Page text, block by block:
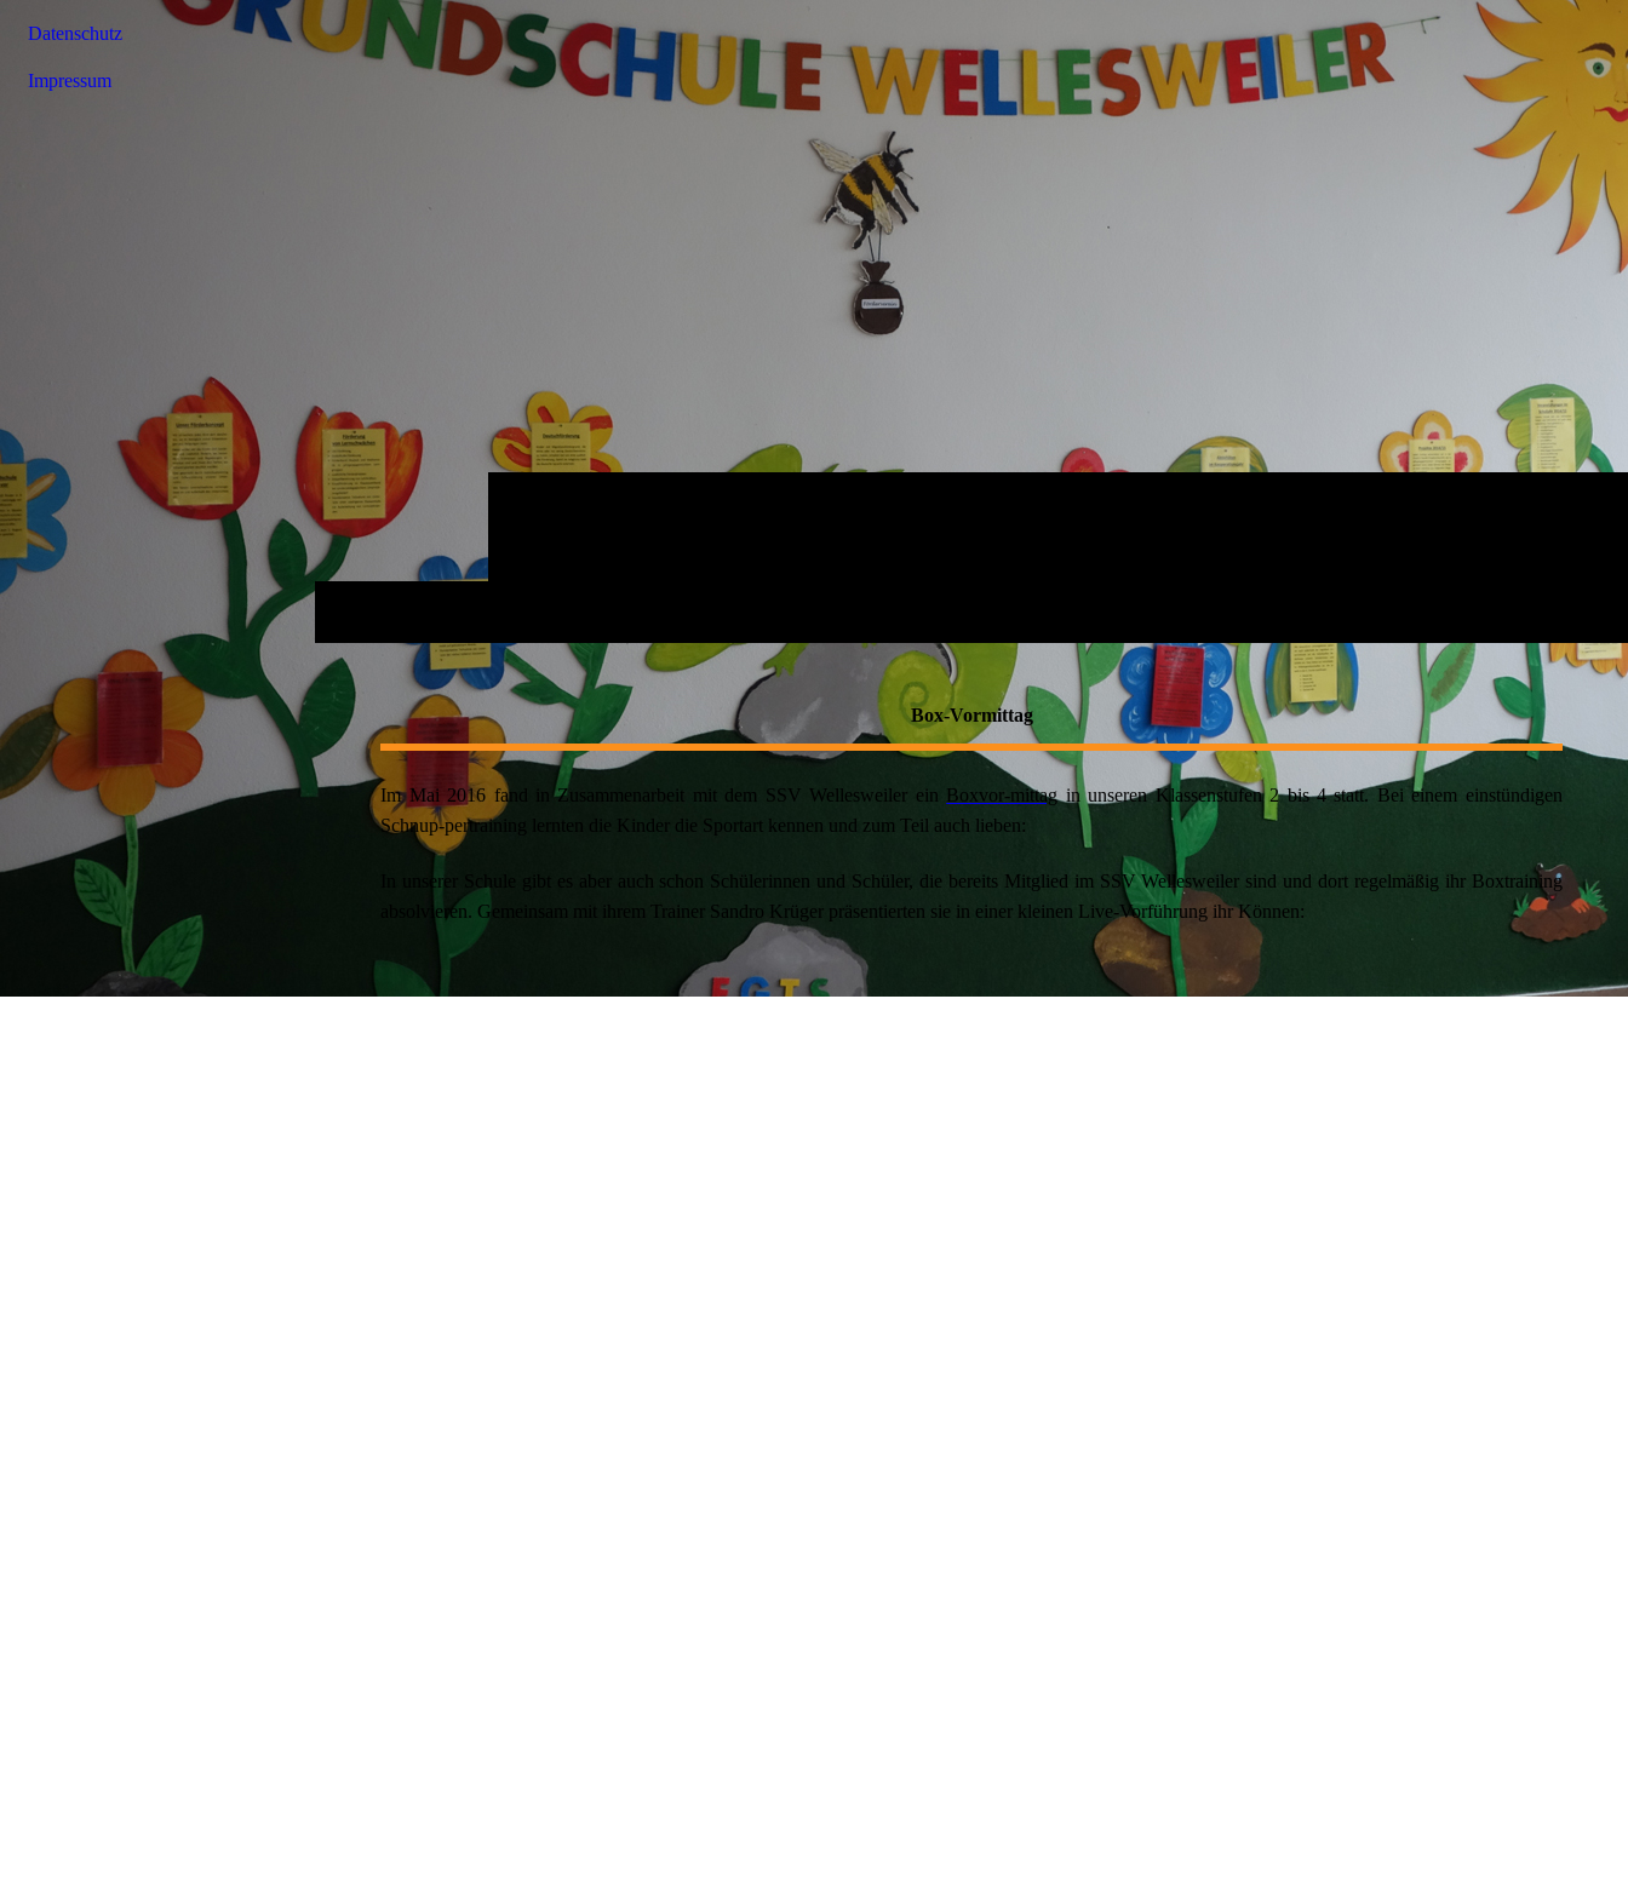
Box-Vormittag
Im Mai 2016 fand in Zusammenarbeit mit dem SSV Wellesweiler ein Boxvor-mittagin unseren Klassenstufen 2 bis 4 statt. Bei einem einstündigen
Schnup-pertraining lernten die Kinder die Sportart kennen und zum Teil auch lieben:
In unserer Schule gibt es aber auch schon Schülerinnen und Schüler, die bereits Mitglied im SSV Wellesweiler sind und dort regelmäßig ihr Boxtraining
absolvieren. Gemeinsam mit ihrem Trainer Sandro Krüger präsentierten sie in einer kleinen Live-Vorführung ihr Können:
Datenschutz
Impressum